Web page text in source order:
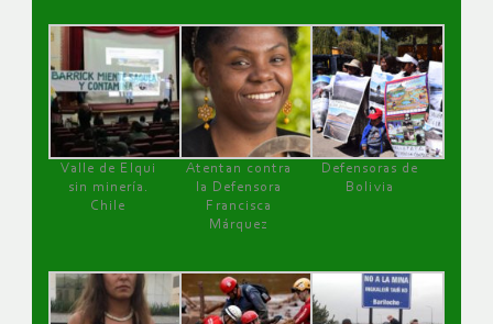
Valle de Elqui
sin minería.
Chile
Atentan contra
la Defensora
Francisca
Márquez
Defensoras de
Bolivia